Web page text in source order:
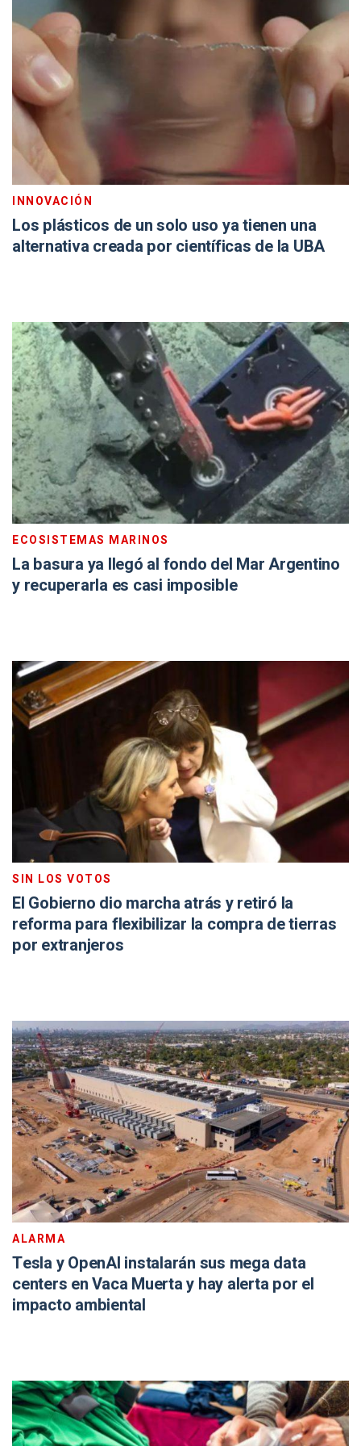
INNOVACIÓN
Los plásticos de un solo uso ya tienen una
alternativa creada por científicas de la UBA
ECOSISTEMAS MARINOS
La basura ya llegó al fondo del Mar Argentino
y recuperarla es casi imposible
SIN LOS VOTOS
El Gobierno dio marcha atrás y retiró la
reforma para flexibilizar la compra de tierras
por extranjeros
ALARMA
Tesla y OpenAI instalarán sus mega data
centers en Vaca Muerta y hay alerta por el
impacto ambiental